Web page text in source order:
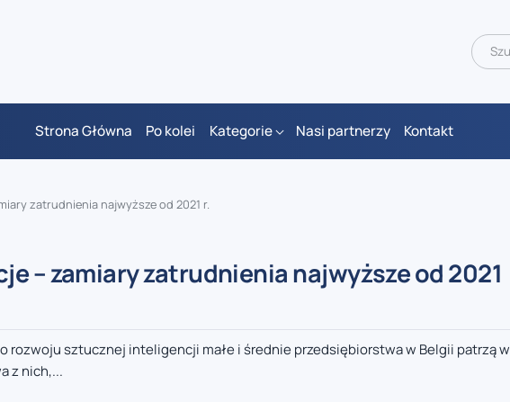
Strona Główna Po kolei Kategorie Nasi partnerzy Kontakt
zatrudnienia najwyższe od 2021 r.
– zamiary zatrudnienia najwyższe od 2021
rozwoju sztucznej inteligencji małe i średnie przedsiębiorstwa w Belgii patrzą w
z nich,...